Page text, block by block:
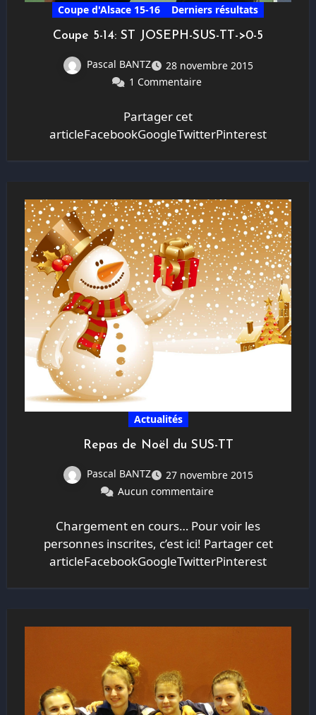
Coupe d'Alsace 15-16 Derniers résultats
Coupe 5-14: ST JOSEPH-SUS-TT->0-5
Pascal BANTZ
28 novembre 2015
1 Commentaire
Partager cet
articleFacebookGoogleTwitterPinterest
Actualités
Repas de Noël du SUS-TT
Pascal BANTZ
27 novembre 2015
Aucun commentaire
Chargement en cours… Pour voir les
personnes inscrites, c’est ici! Partager cet
articleFacebookGoogleTwitterPinterest